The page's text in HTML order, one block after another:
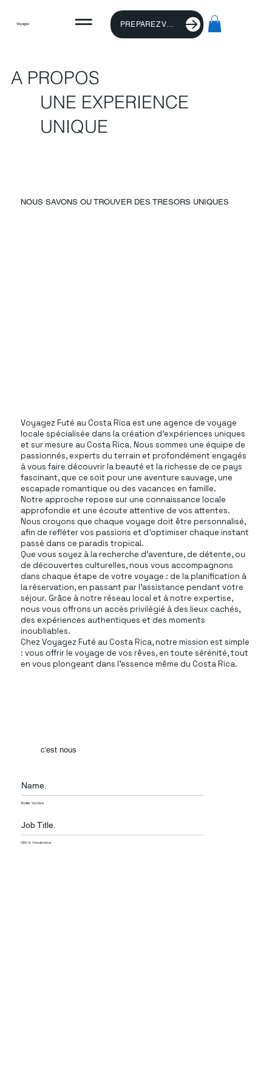
Voyagez PREPAREZ VOTRE VOYAGE
A PROPOS
UNE EXPERIENCE
UNIQUE
NOUS SAVONS OU TROUVER DES TRESORS UNIQUES
Voyagez Futé au Costa Rica est une agence de voyage
locale spécialisée dans la création d'expériences uniques
et sur mesure au Costa Rica. Nous sommes une équipe de
passionnés, experts du terrain et profondément engagés
à vous faire découvrir la beauté et la richesse de ce pays
fascinant, que ce soit pour une aventure sauvage, une
escapade romantique ou des vacances en famille.
Notre approche repose sur une connaissance locale
approfondie et une écoute attentive de vos attentes.
Nous croyons que chaque voyage doit être personnalisé,
afin de refléter vos passions et d'optimiser chaque instant
passé dans ce paradis tropical.
Que vous soyez à la recherche d'aventure, de détente, ou
de découvertes culturelles, nous vous accompagnons
dans chaque étape de votre voyage : de la planification à
la réservation, en passant par l'assistance pendant votre
séjour. Grâce à notre réseau local et à notre expertise,
nous vous offrons un accès privilégié à des lieux cachés,
des expériences authentiques et des moments
inoubliables.
Chez Voyagez Futé au Costa Rica, notre mission est simple
: vous offrir le voyage de vos rêves, en toute sérénité, tout
en vous plongeant dans l’essence même du Costa Rica.
c'est nous
Name.
Emilie Verhee
Job Title.
CEO & fondatrice